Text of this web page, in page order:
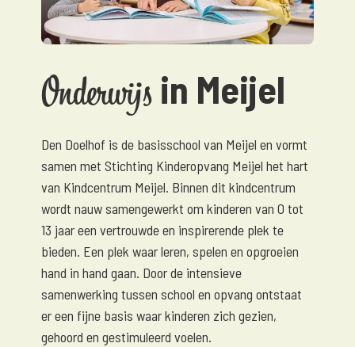
Onderwijs in Meijel
Den Doelhof is de basisschool van Meijel en vormt
samen met Stichting Kinderopvang Meijel het hart
van Kindcentrum Meijel. Binnen dit kindcentrum
wordt nauw samengewerkt om kinderen van 0 tot
13 jaar een vertrouwde en inspirerende plek te
bieden. Een plek waar leren, spelen en opgroeien
hand in hand gaan. Door de intensieve
samenwerking tussen school en opvang ontstaat
er een fijne basis waar kinderen zich gezien,
gehoord en gestimuleerd voelen.